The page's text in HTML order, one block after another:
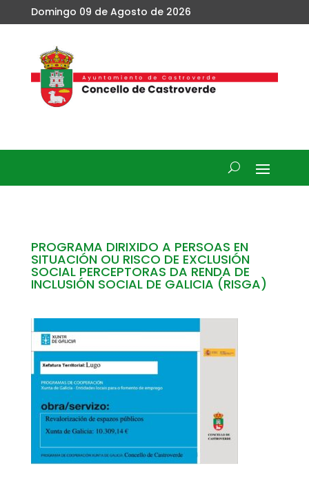
Domingo 09 de Agosto de 2026
PROGRAMA DIRIXIDO A PERSOAS EN
SITUACIÓN OU RISCO DE EXCLUSIÓN
SOCIAL PERCEPTORAS DA RENDA DE
INCLUSIÓN SOCIAL DE GALICIA (RISGA)